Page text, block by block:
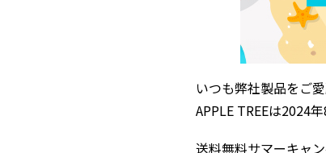
いつも弊社製品をご
APPLE TREEは2024
送料無料サマーキャ